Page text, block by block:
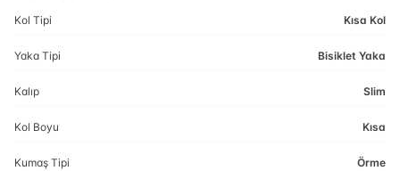
Kol Tipi Kısa Kol
Yaka Tipi Bisiklet Yaka
Kalıp Slim
Kol Boyu Kısa
Kumaş Tipi Örme